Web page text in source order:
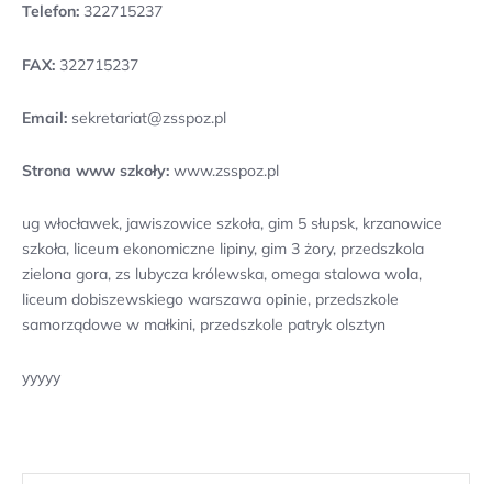
Telefon: 322715237
FAX: 322715237
Email: sekretariat@zsspoz.pl
Strona www szkoły: www.zsspoz.pl
ug włocławek, jawiszowice szkoła, gim 5 słupsk, krzanowice
szkoła, liceum ekonomiczne lipiny, gim 3 żory, przedszkola
zielona gora, zs lubycza królewska, omega stalowa wola,
liceum dobiszewskiego warszawa opinie, przedszkole
samorządowe w małkini, przedszkole patryk olsztyn
yyyyy